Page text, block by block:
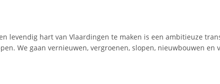
levendig hart van Vlaardingen te maken is een ambitieuze
We gaan vernieuwen, vergroenen, slopen, nieuwbouwen en